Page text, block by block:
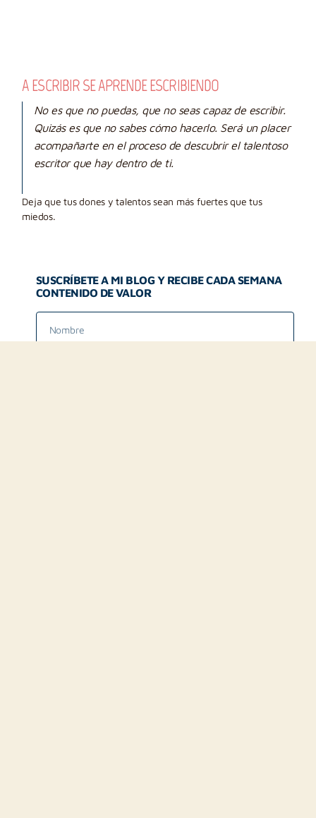
A ESCRIBIR SE APRENDE ESCRIBIENDO
No es que no puedas, que no seas capaz de escribir.
Quizás es que no sabes cómo hacerlo. Será un placer
acompañarte en el proceso de descubrir el talentoso
escritor que hay dentro de ti.
Deja que tus dones y talentos sean más fuertes que tus
miedos.
SUSCRÍBETE A MI BLOG Y RECIBE CADA SEMANA
CONTENIDO DE VALOR